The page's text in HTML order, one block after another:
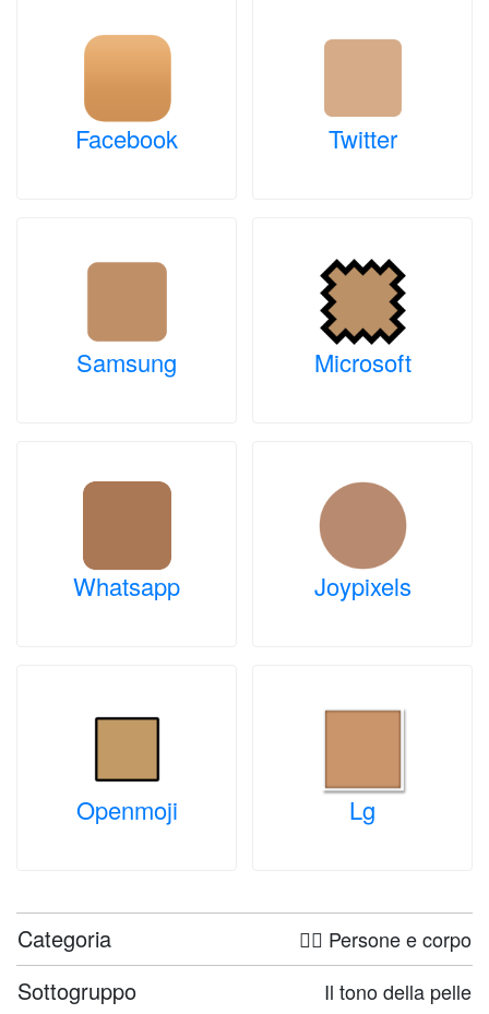
Facebook Twitter
Samsung Microsoft
Whatsapp Joypixels
Openmoji Lg
Categoria 🤦‍♀️ Persone e corpo
Sottogruppo Il tono della pelle